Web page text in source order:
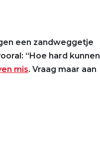
een zandweggetje
“Hoe hard kunnen
mis. Vraag maar aan